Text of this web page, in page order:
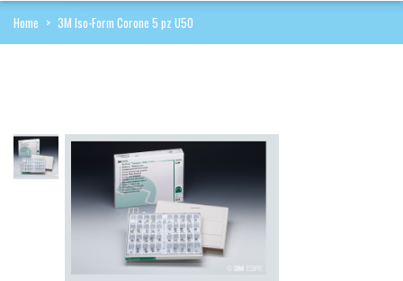
Home > 3M Iso-Form Corone 5 pz U50
login per i
prezzi